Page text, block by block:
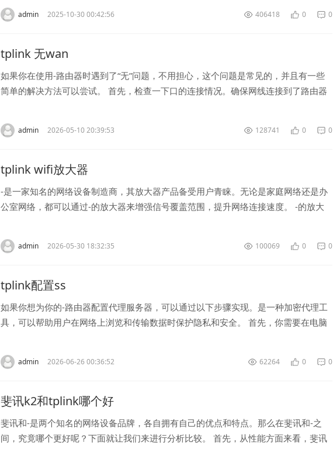
admin 2025-10-30 00:42:56 406418 0 0
tplink 无wan
如果你在使用-路由器时遇到了“无”问题，不用担心，这个问题是常见的，并且有一些
简单的解决方法可以尝试。 首先，检查一下口的连接情况。确保网线连接到了路由器
admin 2026-05-10 20:39:53 128741 0 0
tplink wifi放大器
-是一家知名的网络设备制造商，其放大器产品备受用户青睐。无论是家庭网络还是办
公室网络，都可以通过-的放大器来增强信号覆盖范围，提升网络连接速度。 -的放大
admin 2026-05-30 18:32:35 100069 0 0
tplink配置ss
如果你想为你的-路由器配置代理服务器，可以通过以下步骤实现。是一种加密代理工
具，可以帮助用户在网络上浏览和传输数据时保护隐私和安全。 首先，你需要在电脑
admin 2026-06-26 00:36:52 62264 0 0
斐讯k2和tplink哪个好
斐讯和-是两个知名的网络设备品牌，各自拥有自己的优点和特点。那么在斐讯和-之
间，究竟哪个更好呢？下面就让我们来进行分析比较。 首先，从性能方面来看，斐讯